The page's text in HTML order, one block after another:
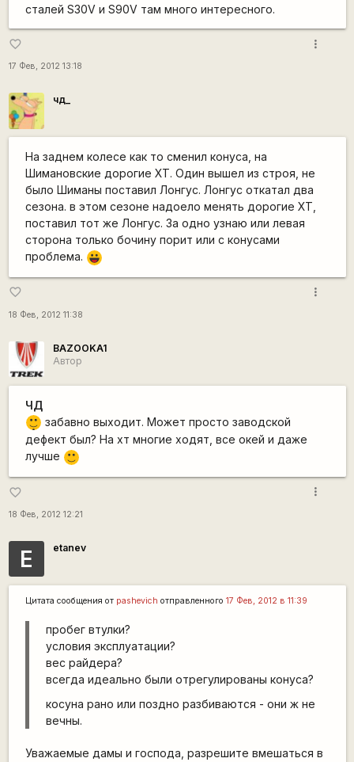
сталей S30V и S90V там много интересного.
favorite_border
17 Фев, 2012 13:18
more_vert
чд_
На заднем колесе как то сменил конуса, на
Шимановские дорогие ХТ. Один вышел из строя, не
было Шиманы поставил Лонгус. Лонгус откатал два
сезона. в этом сезоне надоело менять дорогие ХТ,
поставил тот же Лонгус. За одно узнаю или левая
сторона только бочину порит или с конусами
проблема. |-))
favorite_border
18 Фев, 2012 11:38
more_vert
BAZOOKA1
Автор
ЧД
|-)
_)
забавно выходит. Может просто заводской
дефект был? На хт многие ходят, все окей и даже
лучше
:)
favorite_border
18 Фев, 2012 12:21
more_vert
E etanev
Цитата сообщения от pashevich отправленного 17 Фев, 2012 в 11:39
пробег втулки?
условия эксплуатации?
вес райдера?
всегда идеально были отрегулированы конуса?
косуна рано или поздно разбиваются - они ж не
вечны.
Уважаемые дамы и господа, разрешите вмешаться в